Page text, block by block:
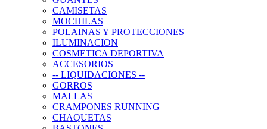
CAMISETAS
MOCHILAS
POLAINAS Y PROTECCIONES
ILUMINACION
COSMETICA DEPORTIVA
ACCESORIOS
-- LIQUIDACIONES --
GORROS
MALLAS
CRAMPONES RUNNING
CHAQUETAS